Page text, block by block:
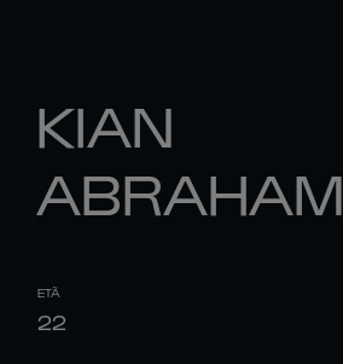
KIAN
ABRAHAM
ETÀ
22